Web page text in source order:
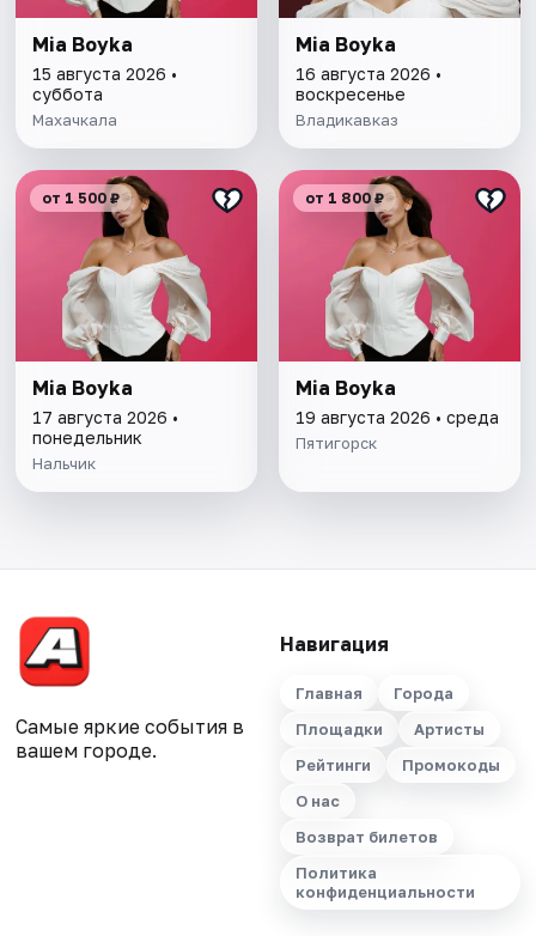
Mia Boyka
15 августа 2026 •
суббота
Махачкала
Mia Boyka
16 августа 2026 •
воскресенье
Владикавказ
от 1 500 ₽
Mia Boyka
17 августа 2026 •
понедельник
Нальчик
от 1 800 ₽
Mia Boyka
19 августа 2026 • среда
Пятигорск
Самые яркие события в
вашем городе.
Навигация
Главная
Города
Площадки
Артисты
Рейтинги
Промокоды
О нас
Возврат билетов
Политика
конфиденциальности